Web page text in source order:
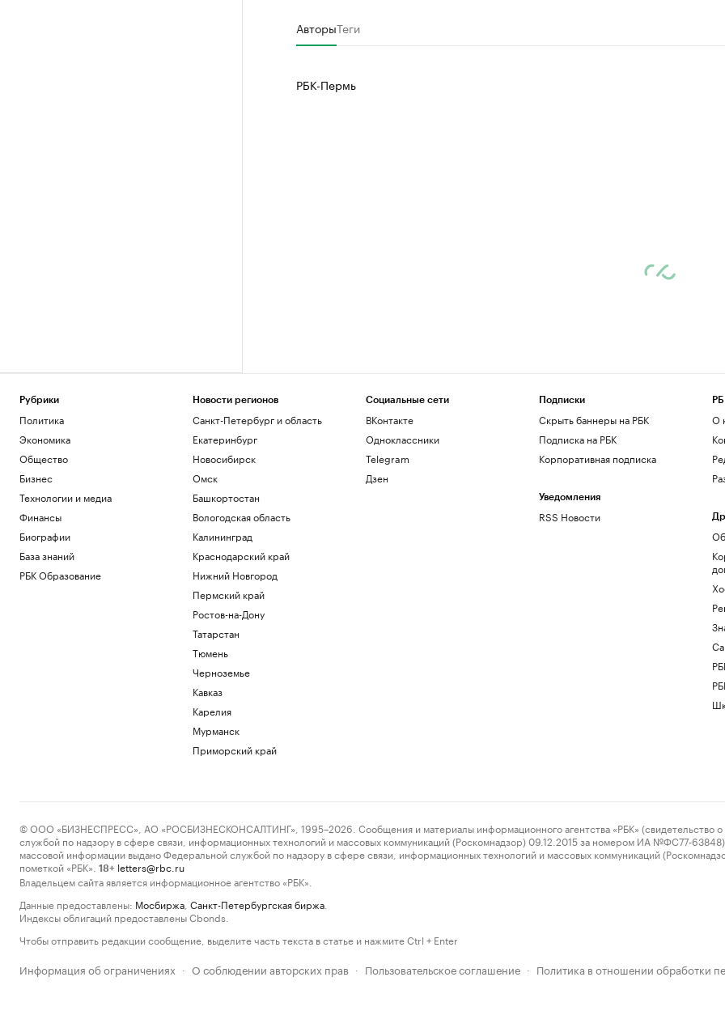
АвторыТеги
РБК-Пермь
Рубрики
Политика
Экономика
Общество
Бизнес
Технологии и медиа
Финансы
Биографии
База знаний
РБК Образование
Новости регионов
Санкт-Петербург и область
Екатеринбург
Новосибирск
Омск
Башкортостан
Вологодская область
Калининград
Краснодарский край
Нижний Новгород
Пермский край
Ростов-на-Дону
Татарстан
Тюмень
Черноземье
Кавказ
Карелия
Мурманск
Приморский край
Социальные сети
ВКонтакте
Одноклассники
Telegram
Дзен
Подписки
Скрыть баннеры на РБК
Подписка на РБК
Корпоративная подписка
Уведомления
RSS Новости
О
© ООО «БИЗНЕСПРЕСС», АО «РОСБИЗНЕСКОНСАЛТИНГ», 1995–2026. Сообщения и материалы информационного агентства «РБК» (свидетельство о
службой по надзору в сфере связи, информационных технологий и массовых коммуникаций (Роскомнадзор) 09.12.2015 за номером ИА №ФС77-63848)
массовой информации выдано Федеральной службой по надзору в сфере связи, информационных технологий и массовых коммуникаций
пометкой «РБК».
18+ letters@rbc.ru
Владельцем сайта является информационное агентство «РБК».
Данные предоставлены: Мосбиржа Санкт-Петербургская биржа
Индексы облигаций предоставлены Cbonds.
Чтобы отправить редакции сообщение, выделите часть текста в статье и нажмите Ctrl + Enter
Информация об ограничениях · О соблюдении авторских прав · Пользовательское соглашение · Политика в отношении обработки